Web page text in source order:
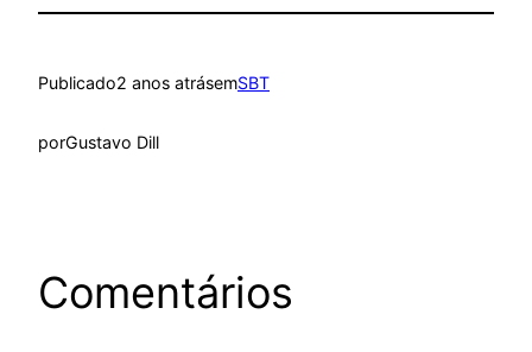
Publicado2 anos atrásemSBT
porGustavo Dill
Comentários